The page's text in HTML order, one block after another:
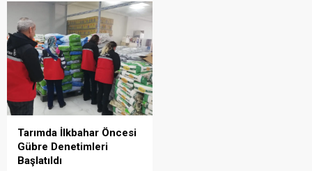
bahçelerine yönelik "Tahmin
ve Erken Uyarı Sistemi"ni
kurdu. Kurulum çalışmalarını
yerinde inceleyen İl Tarım ve
Orman Müdürü Necdet
Tuncer, sistem sayesinde
üreticilerin cebine anlık uyarı
mesajları...
Tarımda İlkbahar Öncesi
Gübre Denetimleri
Başlatıldı